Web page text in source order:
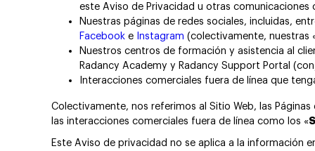
este Aviso de Privacidad u otras comunicaciones
Nuestras páginas de redes sociales, incluidas,
Facebook e Instagram (colectivamente, nuestras
Nuestros centros de formación y asistencia al
Radancy Academy y Radancy Support Portal
Interacciones comerciales fuera de línea que
Colectivamente, nos referimos al Sitio Web, las
las interacciones comerciales fuera de línea como los «
Este Aviso de privacidad no se aplica a la información